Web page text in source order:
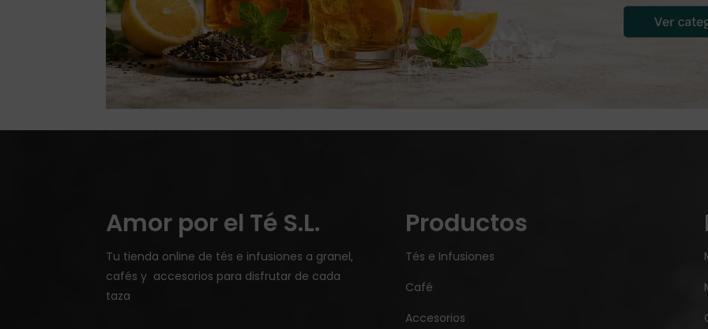
Amor por el Té S.L.
Tu tienda online de tés e infusiones a granel,
cafés y accesorios para disfrutar de cada
taza
Productos
Tés e Infusiones
Café
Accesorios